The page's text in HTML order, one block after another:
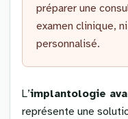
préparer une
examen clinique,
personnalisé.
L’implantologie
représente une